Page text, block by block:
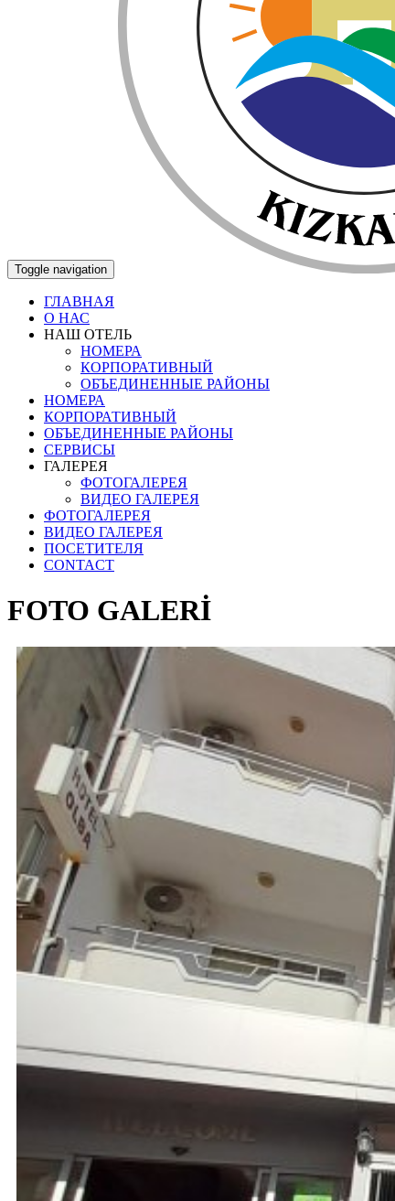
Toggle navigation
ГЛАВНАЯ
О НАС
НАШ ОТЕЛЬ
НОМЕРА
КОРПОРАТИВНЫЙ
ОБЪЕДИНЕННЫЕ РАЙОНЫ
НОМЕРА
КОРПОРАТИВНЫЙ
ОБЪЕДИНЕННЫЕ РАЙОНЫ
СЕРВИСЫ
ГАЛЕРЕЯ
ФОТОГАЛЕРЕЯ
ВИДЕО ГАЛЕРЕЯ
ФОТОГАЛЕРЕЯ
ВИДЕО ГАЛЕРЕЯ
ПОСЕТИТЕЛЯ
CONTACT
FOTO GALERİ